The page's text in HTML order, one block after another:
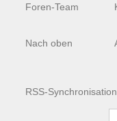
Foren-Team
Nach oben
RSS-Synchronisation